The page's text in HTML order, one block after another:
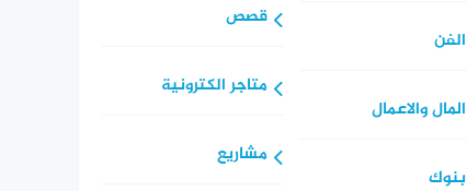
الفن
المال والاعمال
بنوك
قصص
متاجر الكترونية
مشاريع